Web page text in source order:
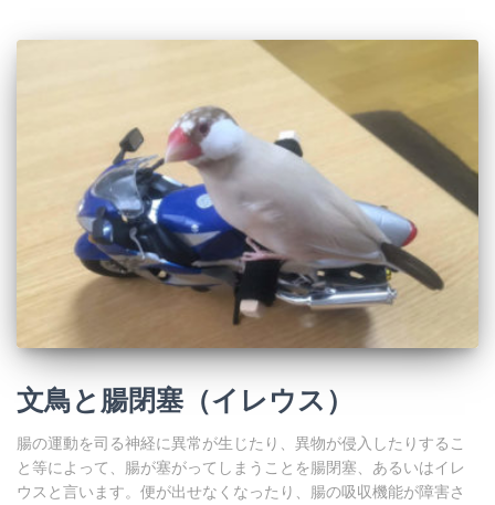
文鳥と腸閉塞（イレウス）
腸の運動を司る神経に異常が生じたり、異物が侵入したりするこ
と等によって、腸が塞がってしまうことを腸閉塞、あるいはイレ
ウスと言います。便が出せなくなったり、腸の吸収機能が障害さ